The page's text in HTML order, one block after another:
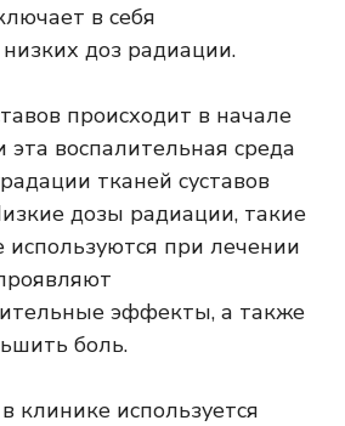
в себя
доз радиации.
происходит в начале
эта воспалительная среда
тканей суставов
дозы радиации, такие
используются при лечении
эффекты, а также
боль.
клинике используется